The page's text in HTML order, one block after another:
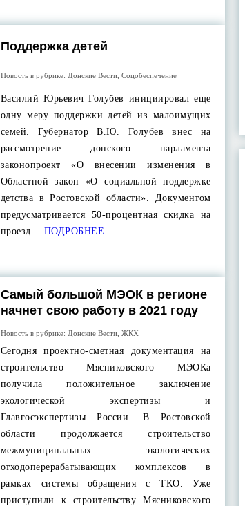
Поддержка детей
Новость в рубрике: Донские Вести, Соцобеспечение
Василий Юрьевич Голубев инициировал еще
одну меру поддержки детей из малоимущих
семей. Губернатор В.Ю. Голубев внес на
рассмотрение донского парламента
законопроект «О внесении изменения в
Областной закон «О социальной поддержке
детства в Ростовской области». Документом
предусматривается 50-процентная скидка на
проезд… ПОДРОБНЕЕ
Самый большой МЭОК в регионе
начнет свою работу в 2021 году
Новость в рубрике: Донские Вести, ЖКХ
Сегодня проектно-сметная документация на
строительство Мясниковского МЭОКа
получила положительное заключение
экологической экспертизы и
Главгосэкспертизы России. В Ростовской
области продолжается строительство
межмуниципальных экологических
отходоперерабатывающих комплексов в
рамках системы обращения с ТКО. Уже
приступили к строительству Мясниковского